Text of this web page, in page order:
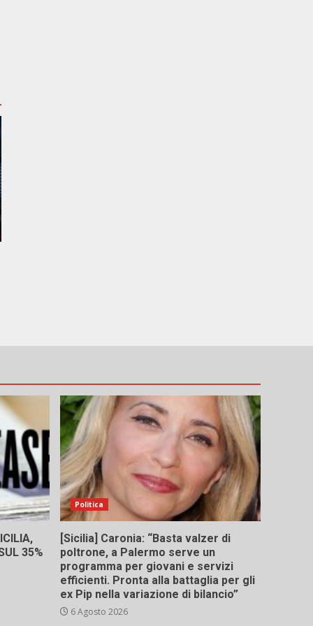
35%
Politica
[Sicilia] Caronia: “Basta valzer di
poltrone, a Palermo serve un
programma per giovani e servizi
efficienti. Pronta alla battaglia per gli
ex Pip nella variazione di bilancio”
6 Agosto 2026